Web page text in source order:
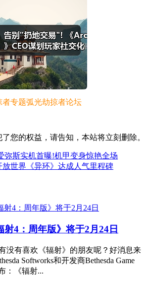
者专题弧光劫掠者论坛
您的权益，请告知，本站将立刻删除。
弥斯实机首曝!机甲变身惊艳全场
放世界《异环》达成人气里程碑
射4：周年版》将于2月24日
没有喜欢《辐射》的朋友呢？好消息来
Softworks和开发商Bethesda Game
：《辐射...